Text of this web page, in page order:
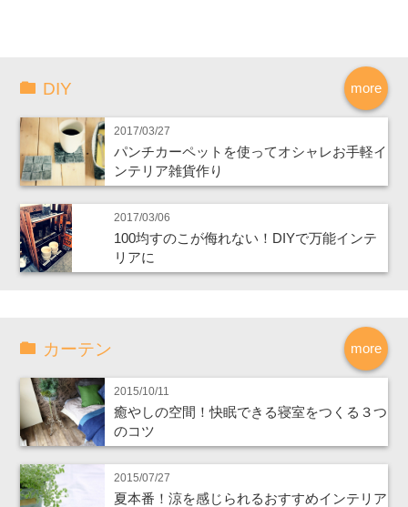
more
DIY
2017/03/27
パンチカーペットを使ってオシャレお手軽イ
ンテリア雑貨作り
2017/03/06
100均すのこが侮れない！DIYで万能インテ
リアに
more
カーテン
2015/10/11
癒やしの空間！快眠できる寝室をつくる３つ
のコツ
2015/07/27
夏本番！涼を感じられるおすすめインテリア